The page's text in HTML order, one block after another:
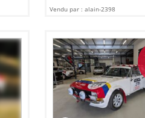
Vendu par : alain-2398